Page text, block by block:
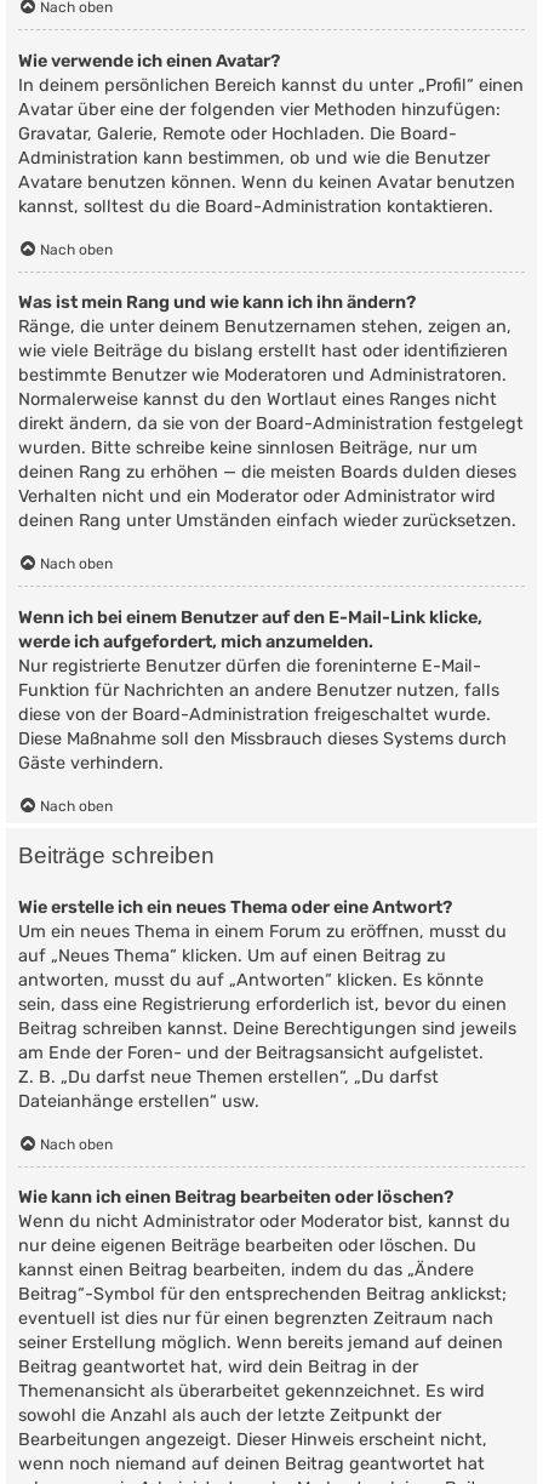
Nach oben
Wie verwende ich einen Avatar?
In deinem persönlichen Bereich kannst du unter „Profil“ einen
Avatar über eine der folgenden vier Methoden hinzufügen:
Gravatar, Galerie, Remote oder Hochladen. Die Board-
Administration kann bestimmen, ob und wie die Benutzer
Avatare benutzen können. Wenn du keinen Avatar benutzen
kannst, solltest du die Board-Administration kontaktieren.
Nach oben
Was ist mein Rang und wie kann ich ihn ändern?
Ränge, die unter deinem Benutzernamen stehen, zeigen an,
wie viele Beiträge du bislang erstellt hast oder identifizieren
bestimmte Benutzer wie Moderatoren und Administratoren.
Normalerweise kannst du den Wortlaut eines Ranges nicht
direkt ändern, da sie von der Board-Administration festgelegt
wurden. Bitte schreibe keine sinnlosen Beiträge, nur um
deinen Rang zu erhöhen — die meisten Boards dulden dieses
Verhalten nicht und ein Moderator oder Administrator wird
deinen Rang unter Umständen einfach wieder zurücksetzen.
Nach oben
Wenn ich bei einem Benutzer auf den E-Mail-Link klicke,
werde ich aufgefordert, mich anzumelden.
Nur registrierte Benutzer dürfen die foreninterne E-Mail-
Funktion für Nachrichten an andere Benutzer nutzen, falls
diese von der Board-Administration freigeschaltet wurde.
Diese Maßnahme soll den Missbrauch dieses Systems durch
Gäste verhindern.
Nach oben
Beiträge schreiben
Wie erstelle ich ein neues Thema oder eine Antwort?
Um ein neues Thema in einem Forum zu eröffnen, musst du
auf „Neues Thema“ klicken. Um auf einen Beitrag zu
antworten, musst du auf „Antworten“ klicken. Es könnte
sein, dass eine Registrierung erforderlich ist, bevor du einen
Beitrag schreiben kannst. Deine Berechtigungen sind jeweils
am Ende der Foren- und der Beitragsansicht aufgelistet.
Z. B. „Du darfst neue Themen erstellen“, „Du darfst
Dateianhänge erstellen“ usw.
Nach oben
Wie kann ich einen Beitrag bearbeiten oder löschen?
Wenn du nicht Administrator oder Moderator bist, kannst du
nur deine eigenen Beiträge bearbeiten oder löschen. Du
kannst einen Beitrag bearbeiten, indem du das „Ändere
Beitrag“-Symbol für den entsprechenden Beitrag anklickst;
eventuell ist dies nur für einen begrenzten Zeitraum nach
seiner Erstellung möglich. Wenn bereits jemand auf deinen
Beitrag geantwortet hat, wird dein Beitrag in der
Themenansicht als überarbeitet gekennzeichnet. Es wird
sowohl die Anzahl als auch der letzte Zeitpunkt der
Bearbeitungen angezeigt. Dieser Hinweis erscheint nicht,
wenn noch niemand auf deinen Beitrag geantwortet hat